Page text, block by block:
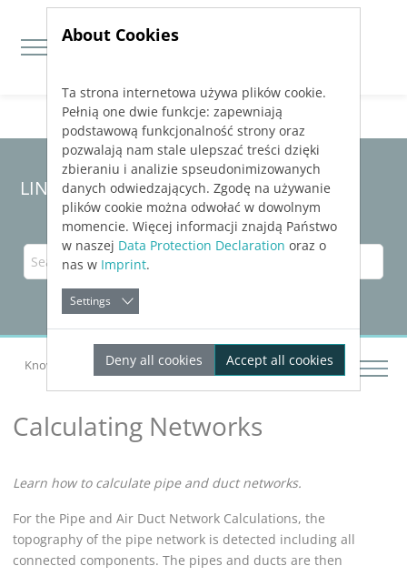
Jump directly to main navigation
Jump directly to content
LINEAR Solutions25for Revit
Knowledge Base Revit Calculating Networks
Calculating Networks
Learn how to calculate pipe and duct networks.
For the Pipe and Air Duct Network Calculations, the
topography of the pipe network is detected including all
connected components. The pipes and ducts are then
About Cookies
Ta strona internetowa używa plików cookie.
Pełnią one dwie funkcje: zapewniają
podstawową funkcjonalność strony oraz
pozwalają nam stale ulepszać treści dzięki
zbieraniu i analizie spseudonimizowanych
danych odwiedzających. Zgodę na używanie
plików cookie można odwołać w dowolnym
momencie. Więcej informacji znajdą Państwo
w naszej Data Protection Declaration oraz o
nas w Imprint.
Settings
Deny all cookies Accept all cookies